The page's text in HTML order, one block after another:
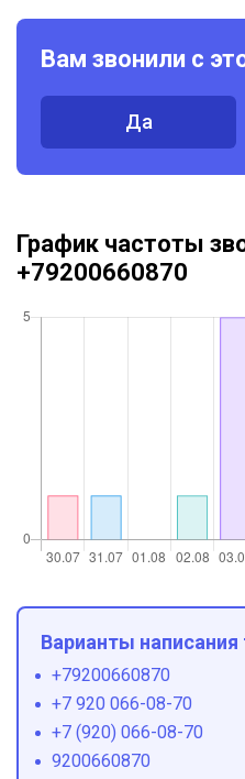
Вам звонили с
Да
График частоты
+79200660870
Варианты
+79200660870
+7 920 066-08-70
+7 (920) 066-08-70
9200660870